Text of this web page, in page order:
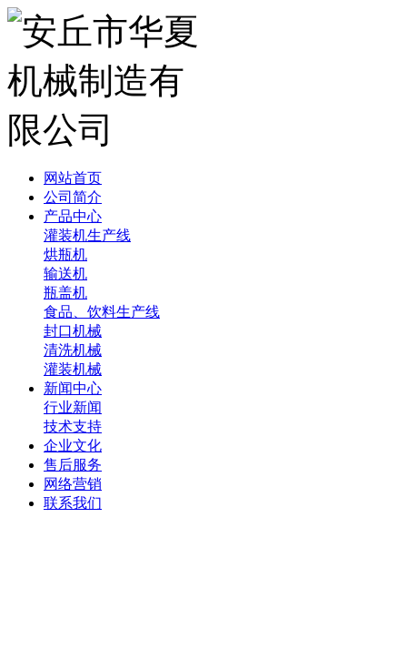
网站首页
公司简介
产品中心
灌装机生产线
烘瓶机
输送机
瓶盖机
食品、饮料生产线
封口机械
清洗机械
灌装机械
新闻中心
行业新闻
技术支持
企业文化
售后服务
网络营销
联系我们